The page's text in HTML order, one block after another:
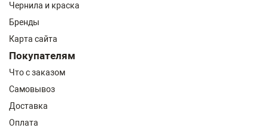
Чернила и краска
Бренды
Карта сайта
Покупателям
Что с заказом
Самовывоз
Доставка
Оплата